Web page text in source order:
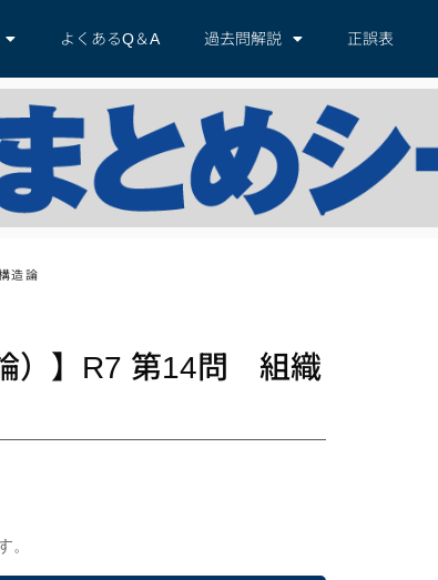
よくあるQ＆A 過去問解説 正誤表
造論
）】R7 第14問 組織
。